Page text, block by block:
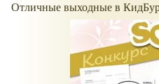
Отличные выходные в